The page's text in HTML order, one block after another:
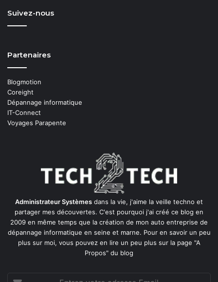
Suivez-nous
Partenaires
Blogmotion
Coreight
Dépannage informatique
IT-Connect
Voyages Parapente
Administrateur Systèmes dans la vie, j'aime la veille techno et
partager mes découvertes. C'est pourquoi j'ai créé ce blog en
2009 en même temps que la création de mon auto entreprise de
dépannage informatique en seine et marne. Pour en savoir un peu
plus sur moi, vous pouvez en lire un peu plus sur la page "A
Propos" du blog